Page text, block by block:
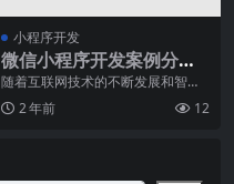
小程序开发
微信小程序开发案例分
析：健康管理小程序
随着互联网技术的不断发展和智能
手机的普及，人们的生活方式也在
逐渐改变。一个健康的
2 年前 12